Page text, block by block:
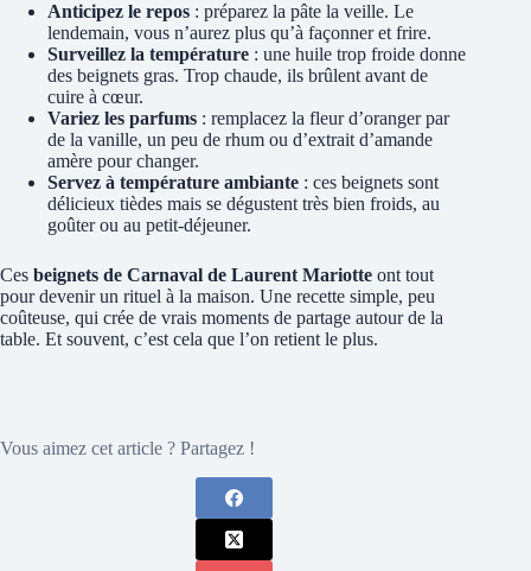
Anticipez le repos : préparez la pâte la veille. Le
lendemain, vous n’aurez plus qu’à façonner et frire.
Surveillez la température : une huile trop froide donne
des beignets gras. Trop chaude, ils brûlent avant de
cuire à cœur.
Variez les parfums : remplacez la fleur d’oranger par
de la vanille, un peu de rhum ou d’extrait d’amande
amère pour changer.
Servez à température ambiante : ces beignets sont
délicieux tièdes mais se dégustent très bien froids, au
goûter ou au petit-déjeuner.
Ces beignets de Carnaval de Laurent Mariotte ont tout
pour devenir un rituel à la maison. Une recette simple, peu
coûteuse, qui crée de vrais moments de partage autour de la
table. Et souvent, c’est cela que l’on retient le plus.
Vous aimez cet article ? Partagez !